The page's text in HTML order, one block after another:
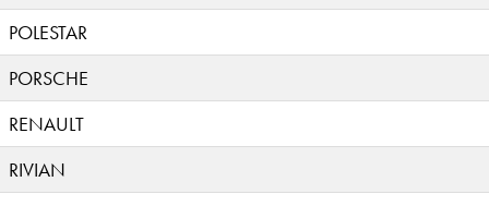
POLESTAR
PORSCHE
RENAULT
RIVIAN